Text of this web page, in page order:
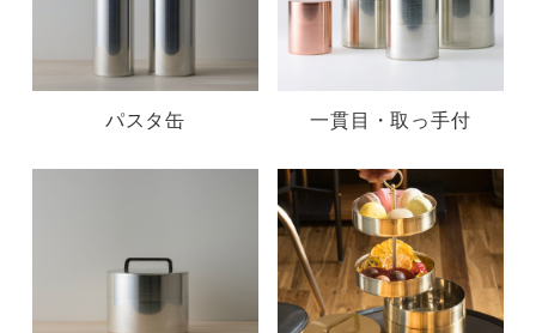
パスタ缶 一貫目・取っ手付